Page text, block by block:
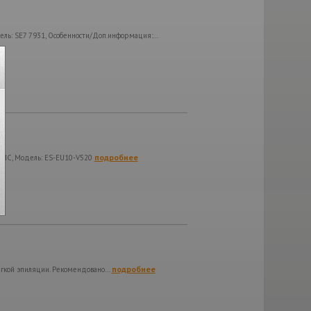
SE7 7931, Особенности/Доп.информация:…
Модель: ES-EU10-V520 подробнее
эпиляции. Рекомендовано… подробнее